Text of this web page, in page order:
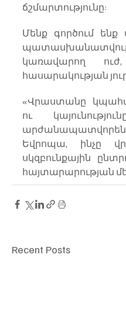
ճշմարտությունը:
Մենք գործում
կառավարող
հասարակության
«Վրաստանը
ու
Եվրոպա, ինչը
սկզբունքային
հայտարարության
Recent Posts